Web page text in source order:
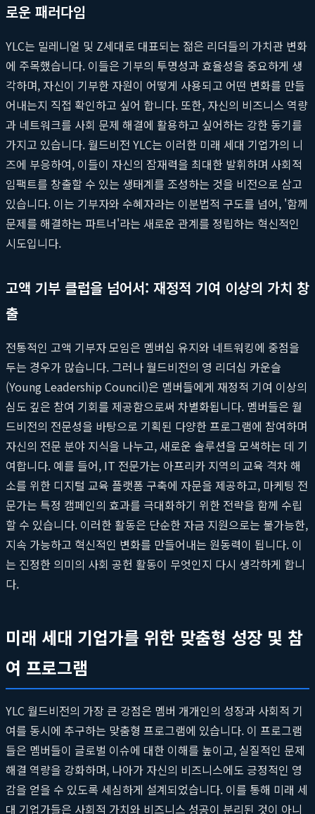
로운 패러다임
YLC는 밀레니얼 및 Z세대로 대표되는 젊은 리더들의 가치관 변화
에 주목했습니다. 이들은 기부의 투명성과 효율성을 중요하게 생
각하며, 자신이 기부한 자원이 어떻게 사용되고 어떤 변화를 만들
어내는지 직접 확인하고 싶어 합니다. 또한, 자신의 비즈니스 역량
과 네트워크를 사회 문제 해결에 활용하고 싶어하는 강한 동기를
가지고 있습니다. 월드비전 YLC는 이러한 미래 세대 기업가의 니
즈에 부응하여, 이들이 자신의 잠재력을 최대한 발휘하며 사회적
임팩트를 창출할 수 있는 생태계를 조성하는 것을 비전으로 삼고
있습니다. 이는 기부자와 수혜자라는 이분법적 구도를 넘어, '함께
문제를 해결하는 파트너'라는 새로운 관계를 정립하는 혁신적인
시도입니다.
고액 기부 클럽을 넘어서: 재정적 기여 이상의 가치 창
출
전통적인 고액 기부자 모임은 멤버십 유지와 네트워킹에 중점을
두는 경우가 많습니다. 그러나 월드비전의 영 리더십 카운슬
(Young Leadership Council)은 멤버들에게 재정적 기여 이상의
심도 깊은 참여 기회를 제공함으로써 차별화됩니다. 멤버들은 월
드비전의 전문성을 바탕으로 기획된 다양한 프로그램에 참여하며
자신의 전문 분야 지식을 나누고, 새로운 솔루션을 모색하는 데 기
여합니다. 예를 들어, IT 전문가는 아프리카 지역의 교육 격차 해
소를 위한 디지털 교육 플랫폼 구축에 자문을 제공하고, 마케팅 전
문가는 특정 캠페인의 효과를 극대화하기 위한 전략을 함께 수립
할 수 있습니다. 이러한 활동은 단순한 자금 지원으로는 불가능한,
지속 가능하고 혁신적인 변화를 만들어내는 원동력이 됩니다. 이
는 진정한 의미의 사회 공헌 활동이 무엇인지 다시 생각하게 합니
다.
미래 세대 기업가를 위한 맞춤형 성장 및 참
여 프로그램
YLC 월드비전의 가장 큰 강점은 멤버 개개인의 성장과 사회적 기
여를 동시에 추구하는 맞춤형 프로그램에 있습니다. 이 프로그램
들은 멤버들이 글로벌 이슈에 대한 이해를 높이고, 실질적인 문제
해결 역량을 강화하며, 나아가 자신의 비즈니스에도 긍정적인 영
감을 얻을 수 있도록 세심하게 설계되었습니다. 이를 통해 미래 세
대 기업가들은 사회적 가치와 비즈니스 성공이 분리된 것이 아니